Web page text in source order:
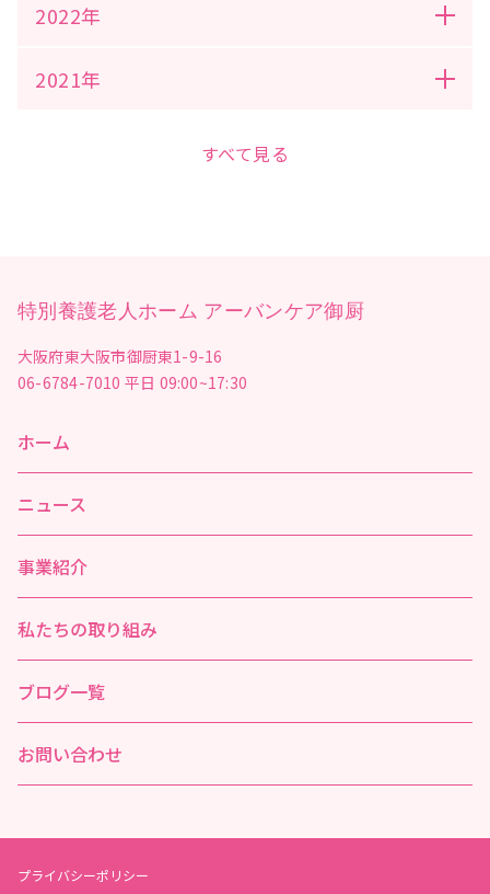
2022年
2021年
すべて見る
特別養護老人ホーム アーバンケア御厨
大阪府東大阪市御厨東1-9-16
06-6784-7010 平日 09:00~17:30
ホーム
ニュース
事業紹介
私たちの取り組み
ブログ一覧
お問い合わせ
プライバシーポリシー